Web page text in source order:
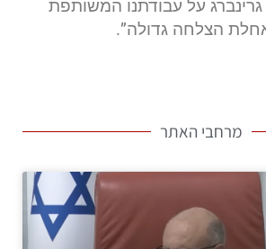
על עבודתנו המשותפת
הצלחה גדולה”.
מרחבי האתר